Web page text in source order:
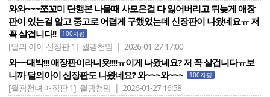
와와~~~쪼꼬미 단행본 나올때 사모은걸 다 잃어버리고 뒤늦게 애장
판이 있는걸 알고 중고로 어렵게 구했었는데 신장판이 나왔네요ㅠ 저
꼭 살겁니다!!
100자평
[달의 아이 신장판 1] 월광천맘 | 2026-01-27 17:00
와~~대박!!! 애장판이라니욧!!!!ㅠ이게 나왔네요? 저 꼭 살겁니다ㅠ보
니까 달의아이 신장판도 나왔네요? 와~~~와~~~
100자평
[월광천녀 애장판 1] 월광천맘 | 2026-01-27 16:58